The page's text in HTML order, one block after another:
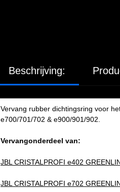
Beschrijving:
Vervang rubber dichtingsring voor
e700/701/702 & e900/901/902.
Vervangonderdeel van:
JBL CRISTALPROFI e402
JBL CRISTALPROFI e702